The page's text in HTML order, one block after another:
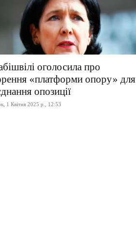
оголосила про
«платформи опору» для
опозиції
1 Квітня 2025 р., 12:53